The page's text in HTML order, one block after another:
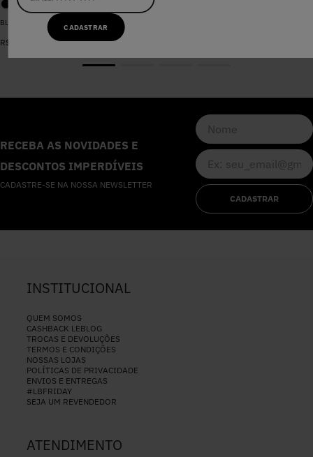
CADASTRAR
BLUSA SARJA LARA PEROLA
R$
RECEBA AS NOVIDADES E
DESCONTOS IMPERDÍVEIS
CADASTRE-SE NA NOSSA NEWSLETTER
CADASTRAR
INSTITUCIONAL
QUEM SOMOS
CASHBACK LEBLOG
TROCAS E DEVOLUÇÕES
TERMOS E CONDIÇÕES
NOSSAS LOJAS
POLÍTICAS DE PRIVACIDADE
ENVIOS E ENTREGAS
#LBFRIDAY
SEJA UM REVENDEDOR
ATENDIMENTO